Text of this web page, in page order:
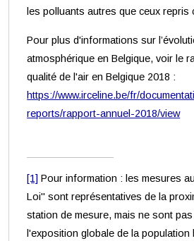
les polluants autres que ceux repris
Pour plus d'informations sur
atmosphérique en Belgique, voir le
qualité de l'air en Belgique 2018 :
https://www.irceline.be/fr/
reports/rapport-annuel-2018/view
[1] Pour information : les mesures
Loi" sont représentatives de la
station de mesure, mais ne sont
l'exposition globale de la population